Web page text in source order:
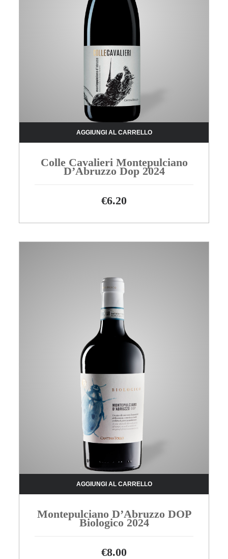
AGGIUNGI AL CARRELLO
Colle Cavalieri Montepulciano
D’Abruzzo Dop 2024
€6.20
AGGIUNGI AL CARRELLO
Montepulciano D’Abruzzo DOP
Biologico 2024
€8.00